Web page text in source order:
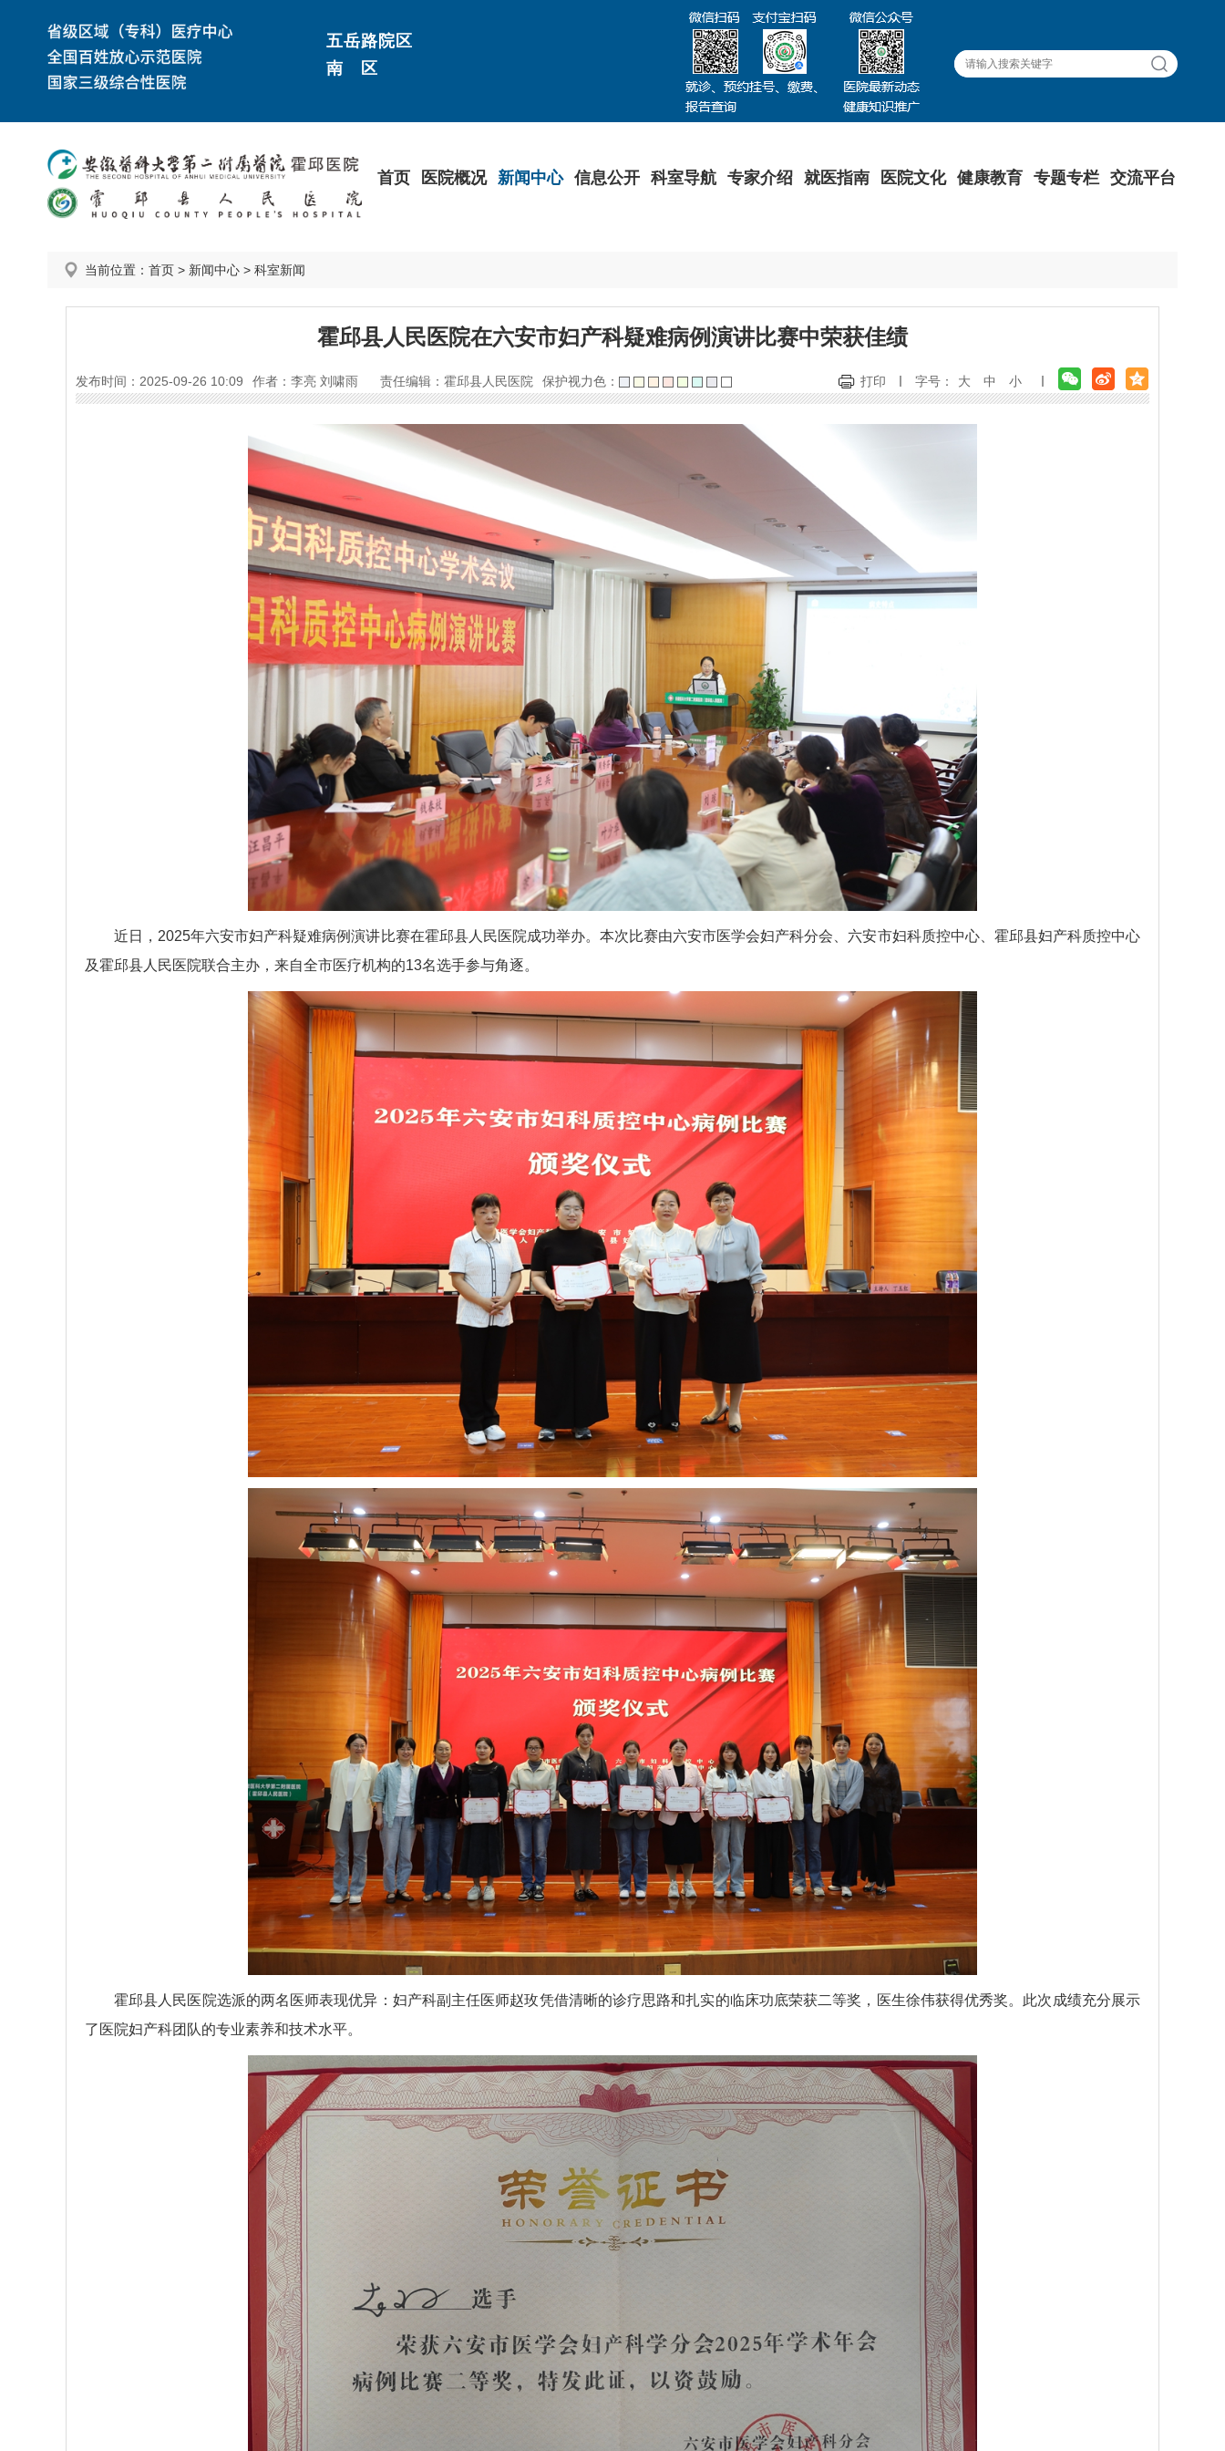
五岳路院区
南 区
首页 医院概况 新闻中心 信息公开 科室导航 专家介绍 就医指南 医院文化 健康教育 专题专栏 交流平台
当前位置： 首页 > 新闻中心 > 科室新闻
霍邱县人民医院在六安市妇产科疑难病例演讲比赛中荣获佳绩
发布时间：2025-09-26 10:09 作者：李亮 刘啸雨 责任编辑：霍邱县人民医院 保护视力色： 打印 字号： 大 中 小
近日，2025年六安市妇产科疑难病例演讲比赛在霍邱县人民医院成功举办。本次比赛由六安市医学会妇产科分会、六安市妇科质控中心、霍邱县妇产科质控中心
及霍邱县人民医院联合主办，来自全市医疗机构的13名选手参与角逐。
霍邱县人民医院选派的两名医师表现优异：妇产科副主任医师赵玫凭借清晰的诊疗思路和扎实的临床功底荣获二等奖，医生徐伟获得优秀奖。此次成绩充分展示
了医院妇产科团队的专业素养和技术水平。